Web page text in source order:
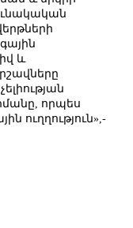
և
որպես
ուղղություն»,-